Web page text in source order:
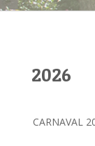
2026
CARNAVAL